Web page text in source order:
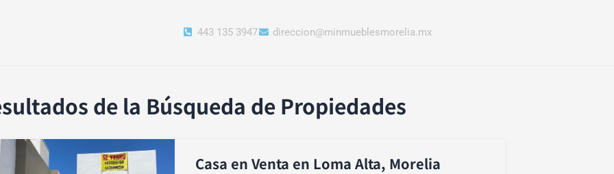
443 135 3947 direccion@minmueblesmorelia.mx
de la Búsqueda de Propiedades
Casa en Venta en Loma Alta, Morelia